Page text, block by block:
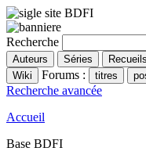
Recherche
Forums :
Recherche avancée
Accueil
Base BDFI